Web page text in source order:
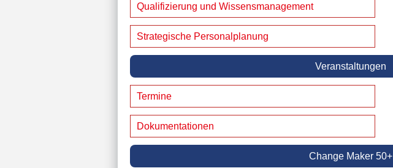
Qualifizierung und Wissensmanagement
Strategische Personalplanung
Veranstaltungen
Termine
Dokumentationen
Change Maker 50+